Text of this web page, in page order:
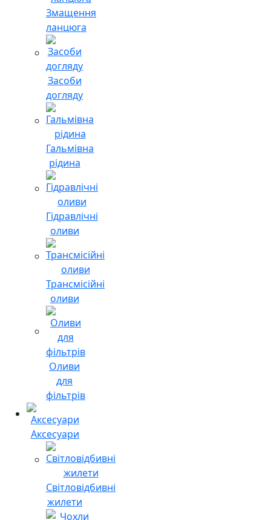
Змащення
ланцюга
Засоби
догляду
Гальмівна
рідина
Гідравлічні
оливи
Трансмісійні
оливи
Оливи
для
фільтрів
Аксесуари
Світловідбивні
жилети